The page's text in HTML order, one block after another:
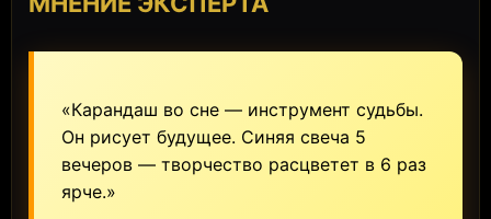
«Карандаш во сне — инструмент судьбы.
Он рисует будущее. Синяя свеча 5
вечеров — творчество расцветет в 6 раз
ярче.»